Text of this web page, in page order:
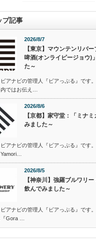
プ記事
2026/8/7
【東京】マウンテンリバ
啤酒(オンライピージョウ)
た～
アナビの管理人『ビアっぷる』です
ではお伝え…
2026/8/6
【京都】家守堂：「ミナ
みました～
アナビの管理人『ビアっぷる』です
2026/8/5
【神奈川】強羅ブルワリ
飲んでみました～
アナビの管理人『ビアっぷる』です
Gora …